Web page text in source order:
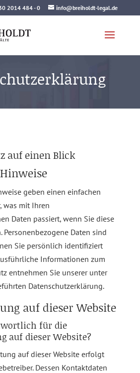
2014 484 - 0 info@breiholdt-legal.de
auf einen Blick
geben einen einfachen
was mit Ihren
Daten passiert, wenn Sie diese
Personenbezogene Daten sind
Sie persönlich identifiziert
Informationen zum
entnehmen Sie unserer unter
Datenschutzerklärung.
auf dieser Website
für die
auf dieser Website?
auf dieser Website erfolgt
Dessen Kontaktdaten